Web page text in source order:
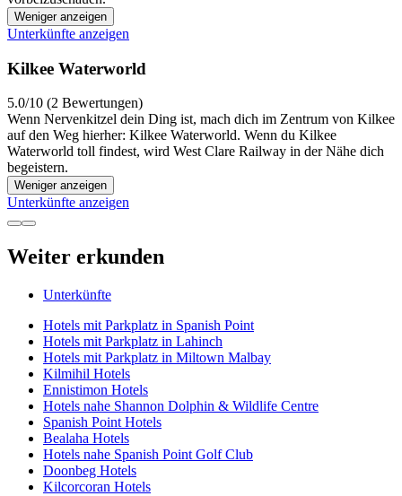
Weniger anzeigen
Unterkünfte anzeigen
Kilkee Waterworld
5.0/10 (2 Bewertungen)
Wenn Nervenkitzel dein Ding ist, mach dich im Zentrum von Kilkee
auf den Weg hierher: Kilkee Waterworld. Wenn du Kilkee
Waterworld toll findest, wird West Clare Railway in der Nähe dich
begeistern.
Weniger anzeigen
Unterkünfte anzeigen
Weiter erkunden
Unterkünfte
Hotels mit Parkplatz in Spanish Point
Hotels mit Parkplatz in Lahinch
Hotels mit Parkplatz in Miltown Malbay
Kilmihil Hotels
Ennistimon Hotels
Hotels nahe Shannon Dolphin & Wildlife Centre
Spanish Point Hotels
Bealaha Hotels
Hotels nahe Spanish Point Golf Club
Doonbeg Hotels
Kilcorcoran Hotels